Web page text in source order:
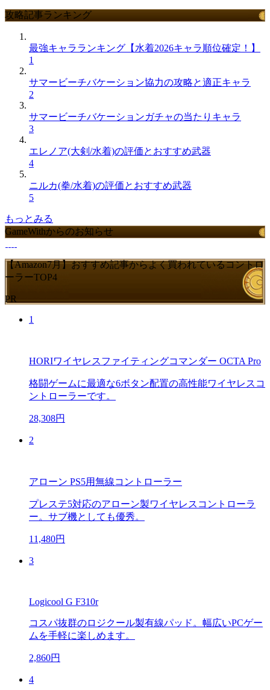
攻略記事ランキング
最強キャラランキング【水着2026キャラ順位確定！】
1
サマービーチバケーション協力の攻略と適正キャラ
2
サマービーチバケーションガチャの当たりキャラ
3
エレノア(大剣/水着)の評価とおすすめ武器
4
ニルカ(拳/水着)の評価とおすすめ武器
5
もっとみる
GameWithからのお知らせ
【Amazon7月】おすすめ記事からよく買われているコントロ
ーラーTOP4
PR
1
HORIワイヤレスファイティングコマンダー OCTA Pro
格闘ゲームに最適な6ボタン配置の高性能ワイヤレスコ
ントローラーです。
28,308円
2
アローン PS5用無線コントローラー
プレステ5対応のアローン製ワイヤレスコントローラ
ー。サブ機としても優秀。
11,480円
3
Logicool G F310r
コスパ抜群のロジクール製有線パッド。幅広いPCゲー
ムを手軽に楽しめます。
2,860円
4